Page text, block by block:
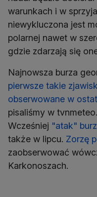
warunkach i w
niewykluczona jest
polarnej nawet w
gdzie zdarzają się
Najnowsza burza
pierwsze takie
obserwowane w
pisaliśmy w
Wcześniej "atak"
także w lipcu. Zorzę
zaobserwować
Karkonoszach.